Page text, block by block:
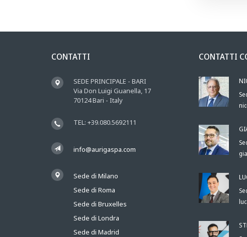
CONTATTI
SEDE PRINCIPALE - BARI
Via Don Luigi Guanella, 17
70124 Bari - Italy
TEL: +39.080.5692111
info@aurigaspa.com
Sede di Milano
Sede di Roma
Sede di Bruxelles
Sede di Londra
Sede di Madrid
CONTATTI